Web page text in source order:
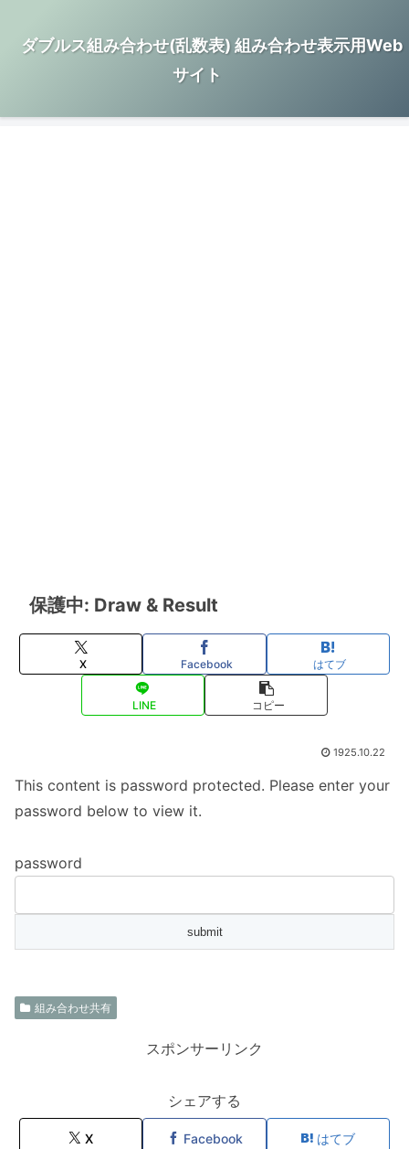
ダブルス組み合わせ(乱数表) 組み合わせ表示用Web
サイト
保護中: Draw & Result
X Facebook はてブ
LINE コピー
1925.10.22
This content is password protected. Please enter your
password below to view it.
password
組み合わせ共有
スポンサーリンク
シェアする
X Facebook はてブ